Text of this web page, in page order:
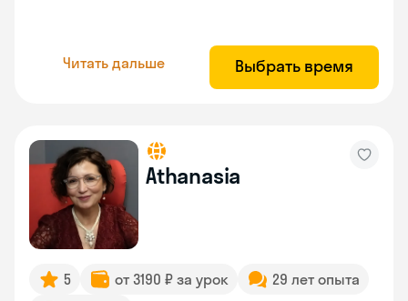
Читать дальше Выбрать время
Athanasia
5 от 3190 ₽ за урок
29 лет опыта